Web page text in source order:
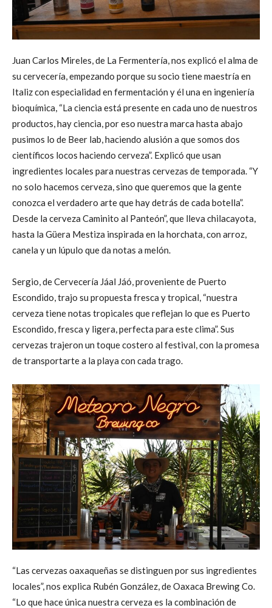
Juan Carlos Mireles, de La Fermentería, nos explicó el alma de
su cervecería, empezando porque su socio tiene maestría en
Italiz con especialidad en fermentación y él una en ingeniería
bioquímica, “La ciencia está presente en cada uno de nuestros
productos, hay ciencia, por eso nuestra marca hasta abajo
pusimos lo de Beer lab, haciendo alusión a que somos dos
científicos locos haciendo cerveza”. Explicó que usan
ingredientes locales para nuestras cervezas de temporada. “Y
no solo hacemos cerveza, sino que queremos que la gente
conozca el verdadero arte que hay detrás de cada botella”.
Desde la cerveza Caminito al Panteón”, que lleva chilacayota,
hasta la Güera Mestiza inspirada en la horchata, con arroz,
canela y un lúpulo que da notas a melón.
Sergio, de Cervecería Jáal Jáó, proveniente de Puerto
Escondido, trajo su propuesta fresca y tropical, “nuestra
cerveza tiene notas tropicales que reflejan lo que es Puerto
Escondido, fresca y ligera, perfecta para este clima”. Sus
cervezas trajeron un toque costero al festival, con la promesa
de transportarte a la playa con cada trago.
“Las cervezas oaxaqueñas se distinguen por sus ingredientes
locales”, nos explica Rubén González, de Oaxaca Brewing Co.
“Lo que hace única nuestra cerveza es la combinación de